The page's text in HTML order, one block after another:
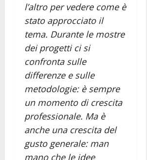
l’altro per vedere come è
stato approcciato il
tema. Durante le mostre
dei progetti ci si
confronta sulle
differenze e sulle
metodologie: è sempre
un momento di crescita
professionale. Ma è
anche una crescita del
gusto generale: man
mano che le idee